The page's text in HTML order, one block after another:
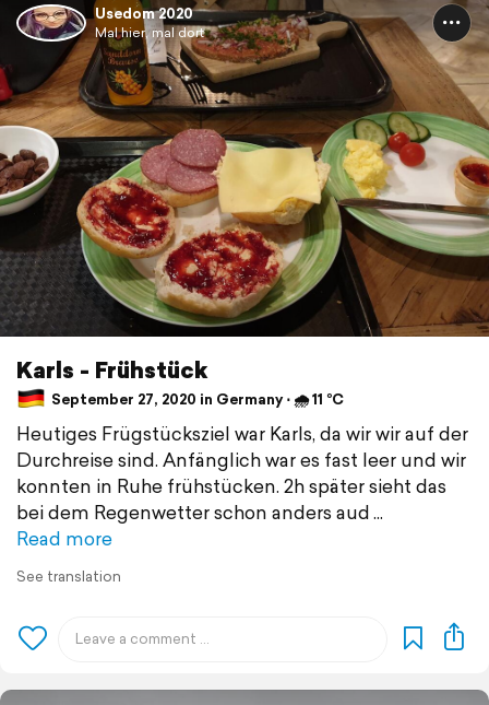
Usedom 2020
Mal hier, mal dort
Karls - Frühstück
September 27, 2020 in Germany ⋅ 🌧 11 °C
Heutiges Frügstücksziel war Karls, da wir wir auf der
Durchreise sind. Anfänglich war es fast leer und wir
konnten in Ruhe frühstücken. 2h später sieht das
bei dem Regenwetter schon anders aud
Read more
See translation